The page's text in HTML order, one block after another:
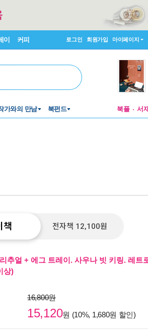
이 커피 로그인 회원가입 마이페이지
가와의 만남 북펀드 북플 서
책 전자책 12,100원
추얼 + 에그 트레이. 사우나 빗 키링. 레트
상)
16,800원
15,120원 (10%, 1,680원 할인)